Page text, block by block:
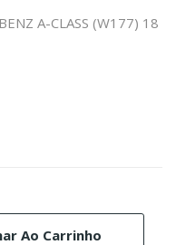
A-CLASS (W177) 18
Ao Carrinho